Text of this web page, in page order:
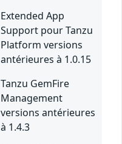
Extended App
Support pour Tanzu
Platform versions
antérieures à 1.0.15
Tanzu GemFire
Management
versions antérieures
à 1.4.3